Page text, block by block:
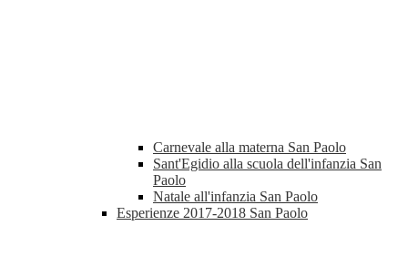
Carnevale alla materna San Paolo
Sant'Egidio alla scuola dell'infanzia San
Paolo
Natale all'infanzia San Paolo
Esperienze 2017-2018 San Paolo